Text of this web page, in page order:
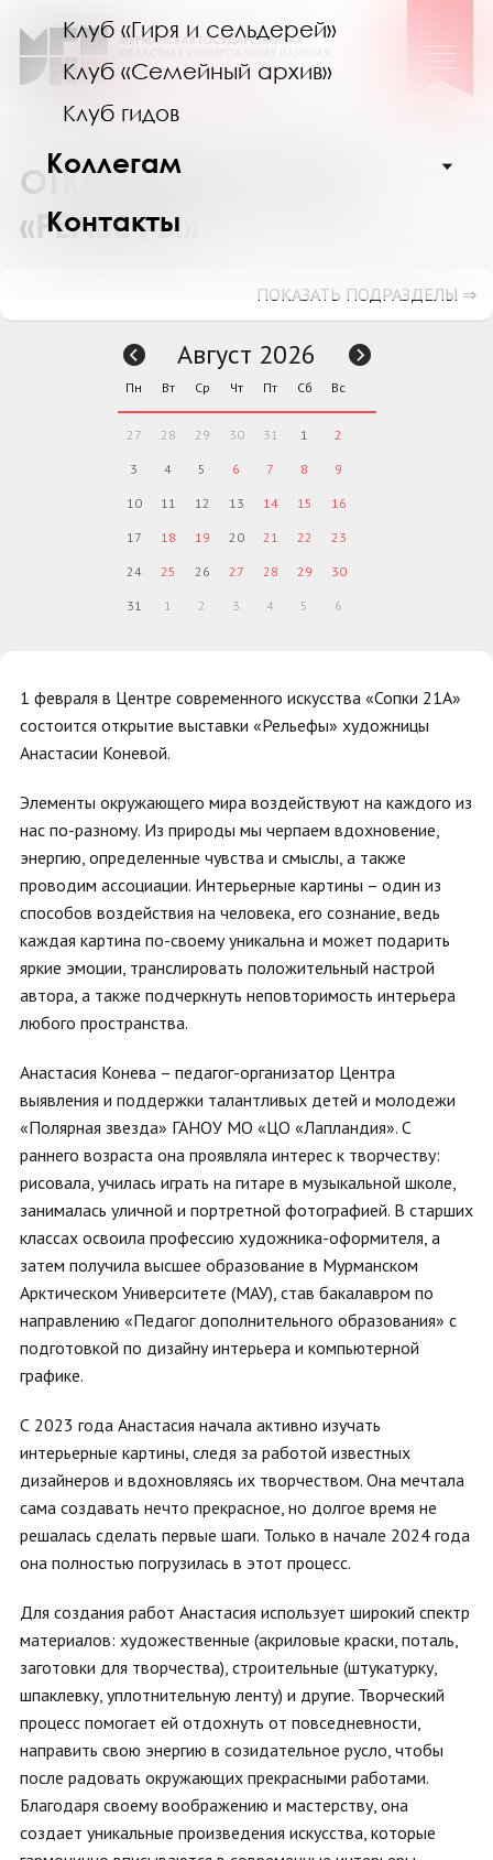
Клуб «Гиря и сельдерей»
Клуб «Семейный архив»
Клуб гидов
Коллегам
Контакты
ОТКРЫТИЕ ВЫСТАВКИ
«РЕЛЬЕФЫ»
1 февраля в Центре современного искусства «Сопки 21А»
состоится открытие выставки «Рельефы» художницы
Анастасии Коневой.
Элементы окружающего мира воздействуют на каждого из
нас по-разному. Из природы мы черпаем вдохновение,
энергию, определенные чувства и смыслы, а также
проводим ассоциации. Интерьерные картины – один из
способов воздействия на человека, его сознание, ведь
каждая картина по-своему уникальна и может подарить
яркие эмоции, транслировать положительный настрой
автора, а также подчеркнуть неповторимость интерьера
любого пространства.
Анастасия Конева – педагог-организатор Центра
выявления и поддержки талантливых детей и молодежи
«Полярная звезда» ГАНОУ МО «ЦО «Лапландия». С
раннего возраста она проявляла интерес к творчеству:
рисовала, училась играть на гитаре в музыкальной школе,
занималась уличной и портретной фотографией. В старших
классах освоила профессию художника-оформителя, а
затем получила высшее образование в Мурманском
Арктическом Университете (МАУ), став бакалавром по
направлению «Педагог дополнительного образования» с
подготовкой по дизайну интерьера и компьютерной
графике.
С 2023 года Анастасия начала активно изучать
интерьерные картины, следя за работой известных
дизайнеров и вдохновляясь их творчеством. Она мечтала
сама создавать нечто прекрасное, но долгое время не
решалась сделать первые шаги. Только в начале 2024 года
она полностью погрузилась в этот процесс.
Для создания работ Анастасия использует широкий спектр
материалов: художественные (акриловые краски, поталь,
заготовки для творчества), строительные (штукатурку,
шпаклевку, уплотнительную ленту) и другие. Творческий
процесс помогает ей отдохнуть от повседневности,
направить свою энергию в созидательное русло, чтобы
после радовать окружающих прекрасными работами.
Благодаря своему воображению и мастерству, она
создает уникальные произведения искусства, которые
ПОКАЗАТЬ ПОДРАЗДЕЛЫ ⇒
Август 2026
Пн Вт Ср Чт Пт Сб Вс
27 28 29 30 31 1 2
3 4 5 6 7 8 9
10 11 12 13 14 15 16
17 18 19 20 21 22 23
24 25 26 27 28 29 30
31 1 2 3 4 5 6